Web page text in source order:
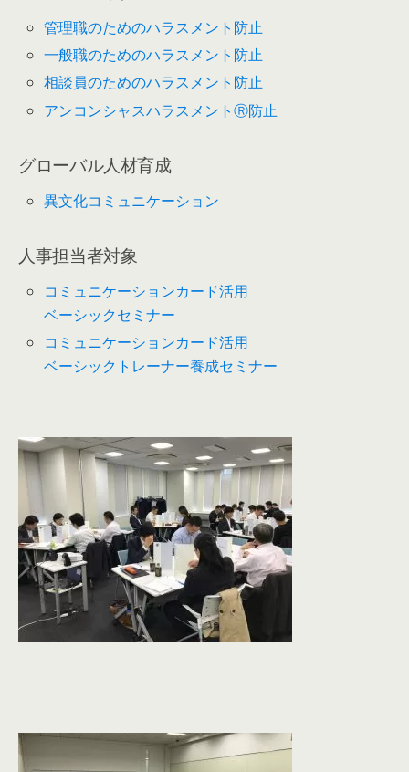
管理職のためのハラスメント防止
一般職のためのハラスメント防止
相談員のためのハラスメント防止
アンコンシャスハラスメントⓇ防止
グローバル人材育成
異文化コミュニケーション
人事担当者対象
コミュニケーションカード活用
ベーシックセミナー
コミュニケーションカード活用
ベーシックトレーナー養成セミナー